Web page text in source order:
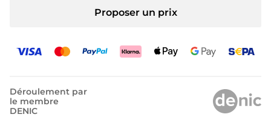
Proposer un prix
Déroulement par
le membre
DENIC